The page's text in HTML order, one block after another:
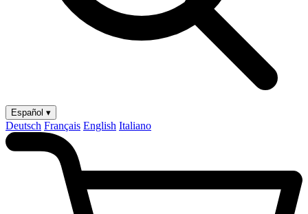
Español ▾
Deutsch Français English Italiano